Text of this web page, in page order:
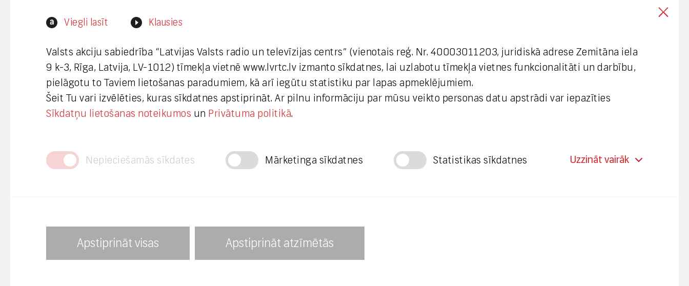
Viegli lasīt Klausies
Valsts akciju sabiedrība “Latvijas Valsts radio un televīzijas centrs” (vienotais reģ. Nr. 40003011203, juridiskā adrese Zemitāna iela
9 k-3, Rīga, Latvija, LV-1012) tīmekļa vietnē www.lvrtc.lv izmanto sīkdatnes, lai uzlabotu tīmekļa vietnes funkcionalitāti un darbību,
pielāgotu to Taviem lietošanas paradumiem, kā arī iegūtu statistiku par lapas apmeklējumiem.
Šeit Tu vari izvēlēties, kuras sīkdatnes apstiprināt. Ar pilnu informāciju par mūsu veikto personas datu apstrādi var iepazīties
Sīkdatņu lietošanas noteikumos un Privātuma politikā.
Nepieciešamās sīkdates Mārketinga sīkdatnes Statistikas sīkdatnes Uzzināt vairāk
_fbp Facebook.com 3 mēneši
Apstiprināt visas Apstiprināt atzīmētās
Zemitāna iela 9 k-3, Rīga, Latvija,
Interneta vietnes www.lvrtc.lv
administrators:
webmaster@lvrtc.lv
+371 29665001
vineta.sprugaine@lvrtc.lv
© VAS Latvijas Valsts radio un
televīzijas centrs, 2020
Par korupciju aicinām ziņot KNAB: Bezmaksas diennakts uzticības tālrunis 8000 20 70